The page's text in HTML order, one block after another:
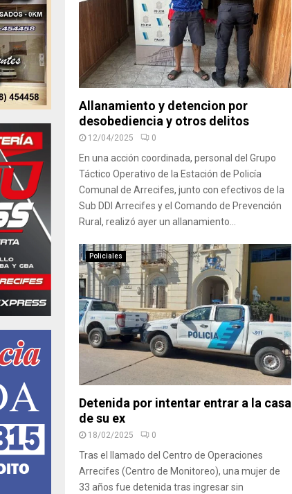
Allanamiento y detencion por
desobediencia y otros delitos
12/04/2025 0
En una acción coordinada, personal del Grupo
Táctico Operativo de la Estación de Policía
Comunal de Arrecifes, junto con efectivos de la
Sub DDI Arrecifes y el Comando de Prevención
Rural, realizó ayer un allanamiento...
Policiales
Detenida por intentar entrar a la casa
de su ex
18/02/2025 0
Tras el llamado del Centro de Operaciones
Arrecifes (Centro de Monitoreo), una mujer de
33 años fue detenida tras ingresar sin